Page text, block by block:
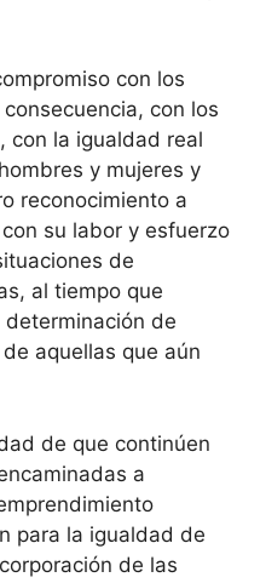
con los
con los
con la igualdad real
y mujeres y
reconocimiento a
su labor y esfuerzo
de
al tiempo que
de
aquellas que aún
de que continúen
a
para la igualdad de
de las